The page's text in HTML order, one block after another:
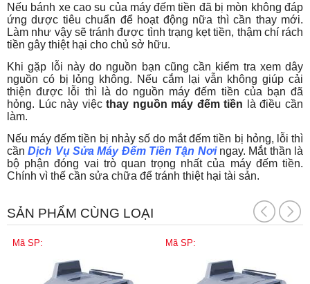
Nếu bánh xe cao su của máy đếm tiền đã bị mòn không đáp
ứng dược tiêu chuẩn để hoạt động nữa thì cần thay mới.
Làm như vậy sẽ tránh được tình trạng kẹt tiền, thậm chí rách
tiền gây thiệt hại cho chủ sở hữu.
Khi gặp lỗi này do nguồn bạn cũng cần kiểm tra xem dây
nguồn có bị lỏng không. Nếu cắm lại vẫn không giúp cải
thiện được lỗi thì là do nguồn máy đếm tiền của bạn đã
hỏng. Lúc này việcthay nguồn máy đếm tiền là điều cần
làm.
Nếu máy đếm tiền bị nhảy số do mắt đếm tiền bị hỏng, lỗi thì
cầnDịch Vụ Sửa Máy Đếm Tiền Tận Nơingay. Mắt thần là
bộ phận đóng vai trò quan trọng nhất của máy đếm tiền.
Chính vì thế cần sửa chữa để tránh thiệt hại tài sản.
SẢN PHẨM CÙNG LOẠI
Mã SP: Mã SP: